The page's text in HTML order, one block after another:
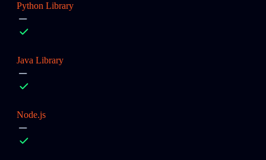
Python Library
Java Library
Node.js